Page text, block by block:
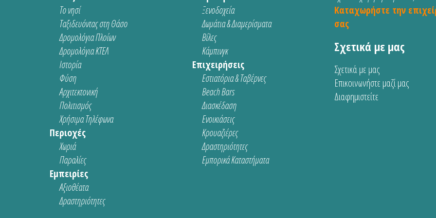
Το νησί
Ταξιδευόντας στη Θάσο
Δρομολόγια Πλοίων
Δρομολόγια ΚΤΕΛ
Ιστορία
Φύση
Αρχιτεκτονική
Πολιτισμός
Χρήσιμα Τηλέφωνα
Περιοχές
Χωριά
Παραλίες
Εμπειρίες
Αξιοθέατα
Δραστηριότητες
Ξενοδοχεία
Δωμάτια & Διαμερίσματα
Βίλες
Κάμπινγκ
Επιχειρήσεις
Εστιατόρια & Ταβέρνες
Beach Bars
Διασκέδαση
Ενοικιάσεις
Κρουαζιέρες
Δραστηριότητες
Εμπορικά Καταστήματα
Καταχωρήστε την
σας
Σχετικά με μας
Σχετικά με μας
Επικοινωνήστε μαζί μας
Διαφημιστείτε